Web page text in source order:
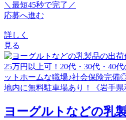
＼最短45秒で完了／
応募へ進む
詳しく
見る
ヨーグルトなどの乳